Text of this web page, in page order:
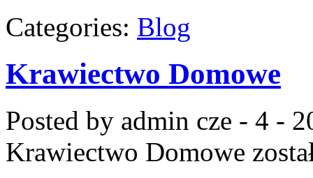
Categories: Blog
Krawiectwo Domowe
Posted by admin cze - 4 -
Krawiectwo Domowe